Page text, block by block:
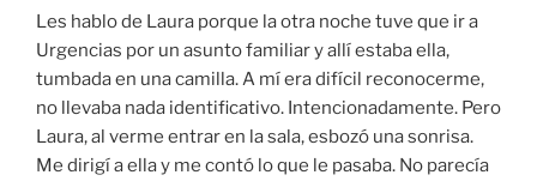
Les hablo de Laura porque la otra noche tuve que ir a
Urgencias por un asunto familiar y allí estaba ella,
tumbada en una camilla. A mí era difícil reconocerme,
no llevaba nada identificativo. Intencionadamente. Pero
Laura, al verme entrar en la sala, esbozó una sonrisa.
Me dirigí a ella y me contó lo que le pasaba. No parecía